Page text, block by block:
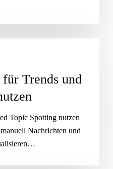
Trends und
Topic Spotting nutzen
Nachrichten und